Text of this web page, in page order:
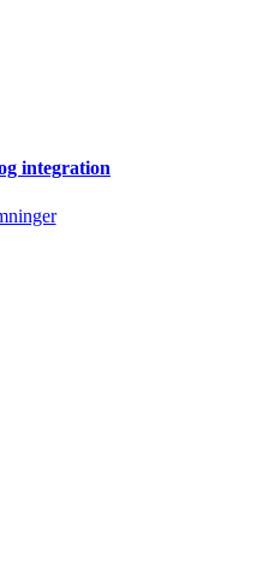
integration